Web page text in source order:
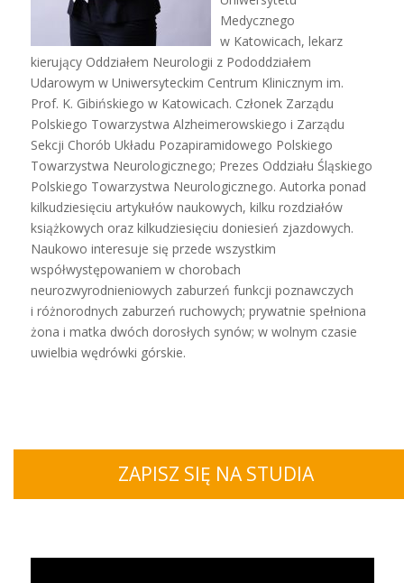
Medycznego
w Katowicach, lekarz
kierujący Oddziałem Neurologii z Pododdziałem
Udarowym w Uniwersyteckim Centrum Klinicznym im.
Prof. K. Gibińskiego w Katowicach. Członek Zarządu
Polskiego Towarzystwa Alzheimerowskiego i Zarządu
Sekcji Chorób Układu Pozapiramidowego Polskiego
Towarzystwa Neurologicznego; Prezes Oddziału Śląskiego
Polskiego Towarzystwa Neurologicznego. Autorka ponad
kilkudziesięciu artykułów naukowych, kilku rozdziałów
książkowych oraz kilkudziesięciu doniesień zjazdowych.
Naukowo interesuje się przede wszystkim
współwystępowaniem w chorobach
neurozwyrodnieniowych zaburzeń funkcji poznawczych
i różnorodnych zaburzeń ruchowych; prywatnie spełniona
żona i matka dwóch dorosłych synów; w wolnym czasie
uwielbia wędrówki górskie.
ZAPISZ SIĘ NA STUDIA